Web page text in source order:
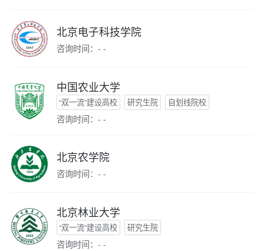
北京电子科技学院
咨询时间：- -
中国农业大学
“双一流”建设高校 研究生院 自划线院校
咨询时间：- -
北京农学院
咨询时间：- -
北京林业大学
“双一流”建设高校 研究生院
咨询时间：- -